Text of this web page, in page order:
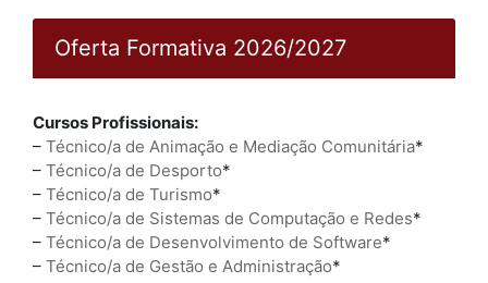
Oferta Formativa 2026/2027
Cursos Profissionais:
– Técnico/a de Animação e Mediação Comunitária*
– Técnico/a de Desporto*
– Técnico/a de Turismo*
– Técnico/a de Sistemas de Computação e Redes*
– Técnico/a de Desenvolvimento de Software*
– Técnico/a de Gestão e Administração*